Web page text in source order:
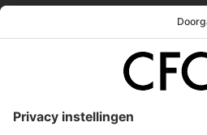
Vacatures
Service & Contact
Werken bij ons